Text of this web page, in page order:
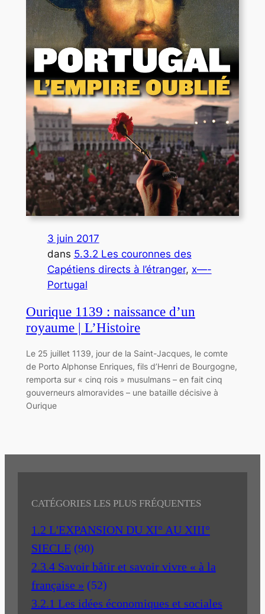
3 juin 2017
dans 5.3.2 Les couronnes des
Capétiens directs à l’étranger, x—-
Portugal
Ourique 1139 : naissance d’un
royaume | L’Histoire
Le 25 juillet 1139, jour de la Saint-Jacques, le comte
de Porto Alphonse Enriques, fils d’Henri de Bourgogne,
remporta sur « cinq rois » musulmans – en fait cinq
gouverneurs almoravides – une bataille décisive à
Ourique
CATÉGORIES LES PLUS FRÉQUENTES
1.2 L'EXPANSION DU XI° AU XIII°
SIECLE (90)
2.3.4 Savoir bâtir et savoir vivre « à la
française » (52)
3.2.1 Les idées économiques et sociales